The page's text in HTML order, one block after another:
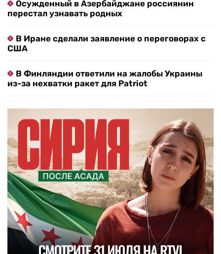
Осужденный в Азербайджане россиянин
перестал узнавать родных
В Иране сделали заявление о переговорах с
США
В Финляндии ответили на жалобы Украины
из-за нехватки ракет для Patriot